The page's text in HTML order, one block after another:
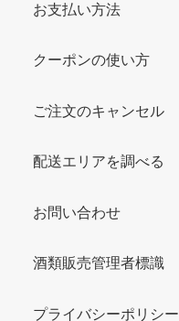
お支払い方法
クーポンの使い方
ご注文のキャンセル
配送エリアを調べる
お問い合わせ
酒類販売管理者標識
プライバシーポリシー